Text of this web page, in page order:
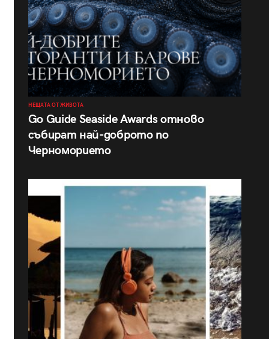
НЕЩАТА ОТ ЖИВОТА
Go Guide Seaside Awards отново
събират най-доброто по
Черноморието